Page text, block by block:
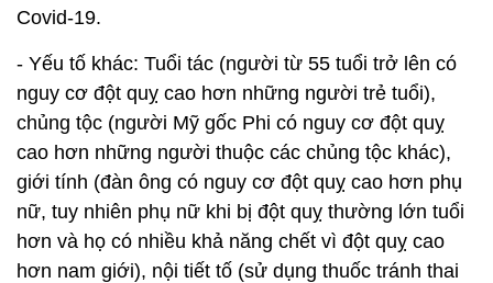
Covid-19.
- Yếu tố khác: Tuổi tác (người từ 55 tuổi trở lên có
nguy cơ đột quỵ cao hơn những người trẻ tuổi),
chủng tộc (người Mỹ gốc Phi có nguy cơ đột quỵ
cao hơn những người thuộc các chủng tộc khác),
giới tính (đàn ông có nguy cơ đột quỵ cao hơn phụ
nữ, tuy nhiên phụ nữ khi bị đột quỵ thường lớn tuổi
hơn và họ có nhiều khả năng chết vì đột quỵ cao
hơn nam giới), nội tiết tố (sử dụng thuốc tránh thai